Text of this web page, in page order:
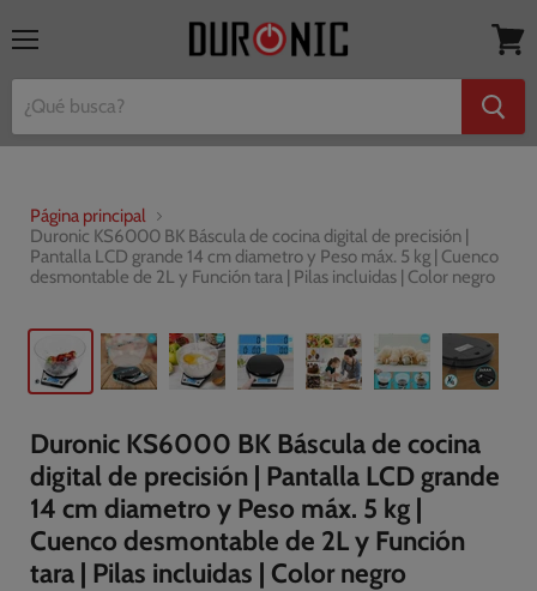
mi
cesta
Página principal
Duronic KS6000 BK Báscula de cocina digital de precisión |
Pantalla LCD grande 14 cm diametro y Peso máx. 5 kg | Cuenco
desmontable de 2L y Función tara | Pilas incluidas | Color negro
Duronic KS6000 BK Báscula de cocina
digital de precisión | Pantalla LCD grande
14 cm diametro y Peso máx. 5 kg |
Cuenco desmontable de 2L y Función
tara | Pilas incluidas | Color negro